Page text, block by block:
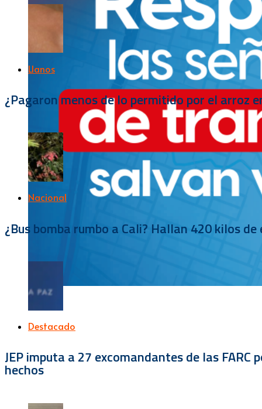
Llanos
¿Pagaron menos de lo permitido por el arroz
Nacional
¿Bus bomba rumbo a Cali? Hallan 420 kilos
Destacado
JEP imputa a 27 excomandantes de las
hechos